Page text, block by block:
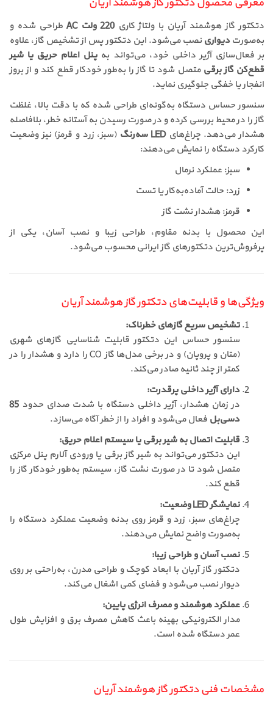
دتکتور گاز هوشمند آریان با ولتاژ کاری220 ولت AC
طراحی شده و
به‌صورتدیواری نصب می‌شود. این دتکتور پس از تشخیص گاز، علاوه
بر فعال‌سازی آژیر داخلی خود، می‌تواند بهپنل اعلام حریق یا شیر
قطع‌کن گاز برقی متصل شود تا گاز را به‌طور خودکار قطع کند و از بروز
انفجار یا خفگی جلوگیری نماید.
سنسور حساس دستگاه به‌گونه‌ای طراحی شده که با دقت بالا، غلظت
گاز را در محیط بررسی کرده و در صورت رسیدن به آستانه خطر، بلافاصله
هشدار می‌دهد. چراغ‌هایLED سه‌رنگ
(سبز، زرد و قرمز) نیز وضعیت
کارکرد دستگاه را نمایش می‌دهند:
سبز: عملکرد نرمال
زرد: حالت آماده‌به‌کار یا تست
قرمز: هشدار نشت گاز
این محصول با بدنه مقاوم، طراحی زیبا و نصب آسان، یکی از
پرفروش‌ترین دتکتورهای گاز ایرانی محسوب می‌شود.
ویژگی‌ها و قابلیت‌های دتکتور گاز هوشمند آریان
تشخیص سریع گازهای خطرناک:
سنسور حساس این دتکتور قابلیت شناسایی گازهای شهری
(متان و پروپان) و در برخی مدل‌ها گاز CO را دارد و هشدار را در
کمتر از چند ثانیه صادر می‌کند.
دارای آژیر داخلی پرقدرت:
در زمان هشدار، آژیر داخلی دستگاه با شدت صدای حدود 85
دسی‌بل فعال می‌شود و افراد را از خطر آگاه می‌سازد.
قابلیت اتصال به شیر برقی یا سیستم اعلام حریق:
این دتکتور می‌تواند به شیر گاز برقی یا ورودی آلارم پنل مرکزی
متصل شود تا در صورت نشت گاز، سیستم به‌طور خودکار گاز را
قطع کند.
نمایشگر LED وضعیت:
چراغ‌های سبز، زرد و قرمز روی بدنه وضعیت عملکرد دستگاه را
به‌صورت واضح نمایش می‌دهند.
نصب آسان و طراحی زیبا:
دتکتور گاز آریان با ابعاد کوچک و طراحی مدرن، به‌راحتی بر روی
دیوار نصب می‌شود و فضای کمی اشغال می‌کند.
عملکرد هوشمند و مصرف انرژی پایین:
مدار الکترونیکی بهینه باعث کاهش مصرف برق و افزایش طول
عمر دستگاه شده است.
مشخصات فنی دتکتور گاز هوشمند آریان